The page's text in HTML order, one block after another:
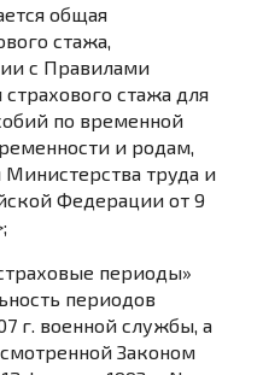
общая
стажа,
с Правилами
стажа для
по временной
и родам,
труда и
Федерации от 9
периоды»
периодов
г. военной службы, а
Законом